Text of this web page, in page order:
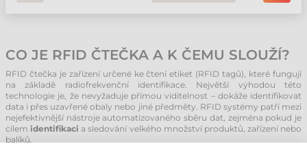
CO JE RFID ČTEČKA A K ČEMU SLOUŽÍ?
RFID čtečka je zařízení určené ke čtení etiket (RFID tagů), které fungují
na základě radiofrekvenční identifikace. Největší výhodou této
technologie je, že nevyžaduje přímou viditelnost – dokáže identifikovat
data i přes uzavřené obaly nebo jiné předměty. RFID systémy patří mezi
nejefektivnější nástroje automatizovaného sběru dat, zejména pokud je
cílemidentifikaci a sledování velkého množství produktů, zařízení nebo
balíků.